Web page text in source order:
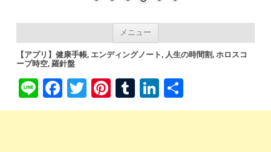
メニュー
【アプリ】健康手帳, エンディングノート, 人生の時間割, ホロスコ
ープ時空, 羅針盤
Li
ne
Fa
ce
T
wi
Pi
nt
T
u
Li
nk 有